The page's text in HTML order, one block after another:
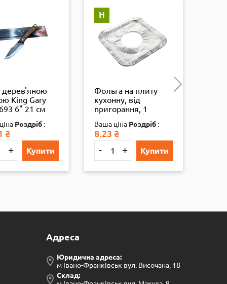
дерев'яною
King Gary
6" 21 см
мм), бл.,
Роздріб :
₴
+ Купити
Н
Фольга на плиту
кухонну, від
пригорання, 1
конфорка, 1/1000
Ваша ціна Роздріб :
8.23 ₴
- + Купити
Адреса
Юридична адреса:
м Івано-Франківськ вул. Височана, 18
Склад: